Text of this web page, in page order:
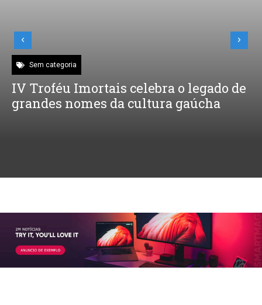
Sem categoria
IV Troféu Imortais celebra o legado de
grandes nomes da cultura gaúcha